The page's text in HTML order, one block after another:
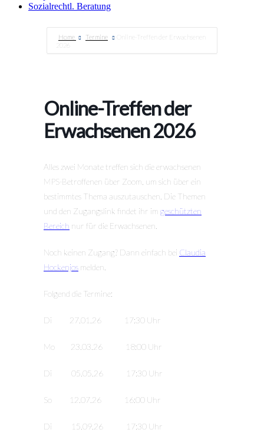
Sozialrechtl. Beratung
Home Termine
Online-Treffen der Erwachsenen
2026
Online-Treffen der
Erwachsenen 2026
Alles zwei Monate treffen sich die erwachsenen
MPS-Betroffenen über Zoom, um sich über ein
bestimmtes Thema auszutauschen. Die Themen
und den Zugangslink findet ihr im geschützten
Bereich nur für die Erwachsenen.
Noch keinen Zugang? Dann einfach bei Claudia
Hockenjos melden.
Folgend die Termine:
Di 27.01.26 17:30 Uhr
Mo 23.03.26 18:00 Uhr
Di 05.05.26 17:30 Uhr
So 12.07.26 16:00 Uhr
Di 15.09.26 17:30 Uhr